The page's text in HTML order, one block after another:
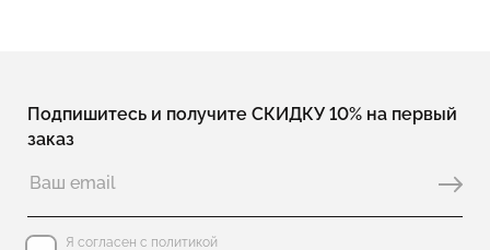
Подпишитесь и получите СКИДКУ 10% на первый
заказ
Я согласен с политикой